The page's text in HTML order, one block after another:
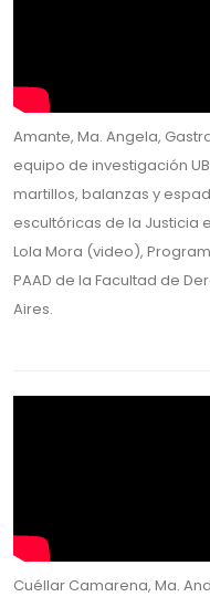
Amante, Ma. Angela,
equipo de investigación
martillos, balanzas y
escultóricas de la Justicia
Lola Mora (video),
PAAD de la Facultad de
Aires.
Cuéllar Camarena, Ma.